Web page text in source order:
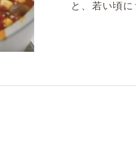
と、若い頃
いきます。